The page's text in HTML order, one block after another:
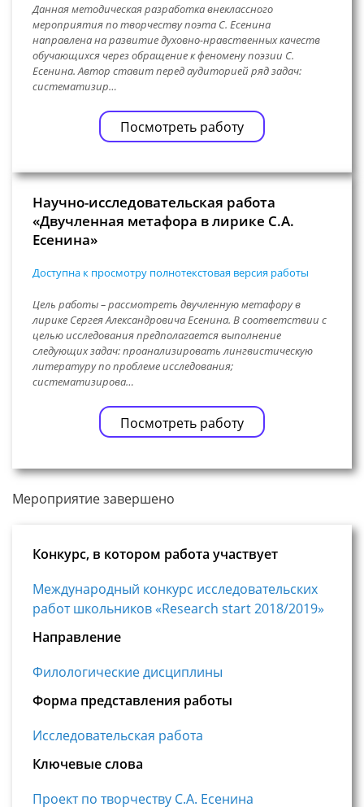
Данная методическая разработка внеклассного
мероприятия по творчеству поэта С. Есенина
направлена на развитие духовно-нравственных качеств
обучающихся через обращение к феномену поэзии С.
Есенина. Автор ставит перед аудиторией ряд задач:
систематизир…
Посмотреть работу
Научно-исследовательская работа
«Двучленная метафора в лирике С.А.
Есенина»
Доступна к просмотру полнотекстовая версия работы
Цель работы – рассмотреть двучленную метафору в
лирике Сергея Александровича Есенина. В соответствии с
целью исследования предполагается выполнение
следующих задач: проанализировать лингвистическую
литературу по проблеме исследования;
систематизирова…
Посмотреть работу
Мероприятие завершено
Конкурс, в котором работа участвует
Международный конкурс исследовательских
работ школьников «Research start 2018/2019»
Направление
Филологические дисциплины
Форма представления работы
Исследовательская работа
Ключевые слова
Проект по творчеству С.А. Есенина